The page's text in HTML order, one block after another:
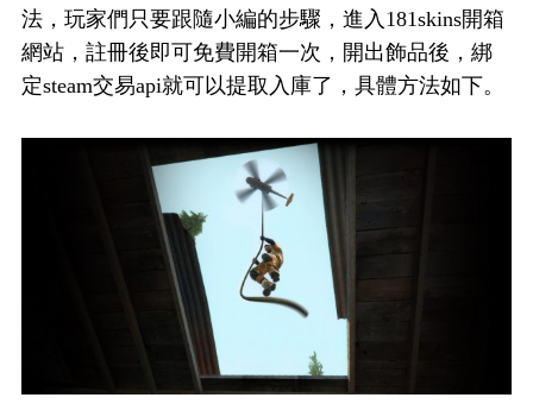
法，玩家們只要跟隨小編的步驟，進入181skins開箱
網站，註冊後即可免費開箱一次，開出飾品後，綁
定steam交易api就可以提取入庫了，具體方法如下。